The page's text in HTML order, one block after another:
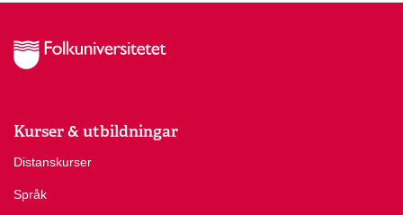
Kurser & utbildningar
Distanskurser
Språk